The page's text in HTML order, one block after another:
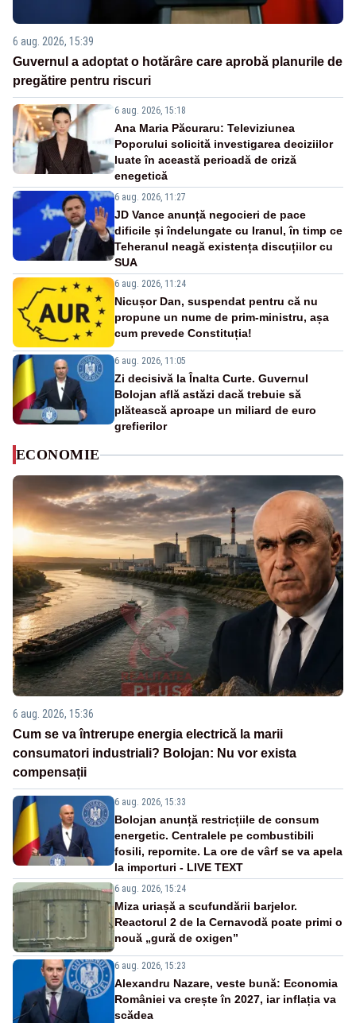
6 aug. 2026, 15:39
Guvernul a adoptat o hotărâre care aprobă planurile de
pregătire pentru riscuri
6 aug. 2026, 15:18
Ana Maria Păcuraru: Televiziunea
Poporului solicită investigarea deciziilor
luate în această perioadă de criză
enegetică
6 aug. 2026, 11:27
JD Vance anunță negocieri de pace
dificile și îndelungate cu Iranul, în timp ce
Teheranul neagă existența discuțiilor cu
SUA
6 aug. 2026, 11:24
Nicușor Dan, suspendat pentru că nu
propune un nume de prim-ministru, așa
cum prevede Constituția!
6 aug. 2026, 11:05
Zi decisivă la Înalta Curte. Guvernul
Bolojan află astăzi dacă trebuie să
plătească aproape un miliard de euro
grefierilor
ECONOMIE
6 aug. 2026, 15:36
Cum se va întrerupe energia electrică la marii
consumatori industriali? Bolojan: Nu vor exista
compensații
6 aug. 2026, 15:33
Bolojan anunță restricțiile de consum
energetic. Centralele pe combustibili
fosili, repornite. La ore de vârf se va apela
la importuri - LIVE TEXT
6 aug. 2026, 15:24
Miza uriașă a scufundării barjelor.
Reactorul 2 de la Cernavodă poate primi o
nouă „gură de oxigen”
6 aug. 2026, 15:23
Alexandru Nazare, veste bună: Economia
României va crește în 2027, iar inflația va
scădea